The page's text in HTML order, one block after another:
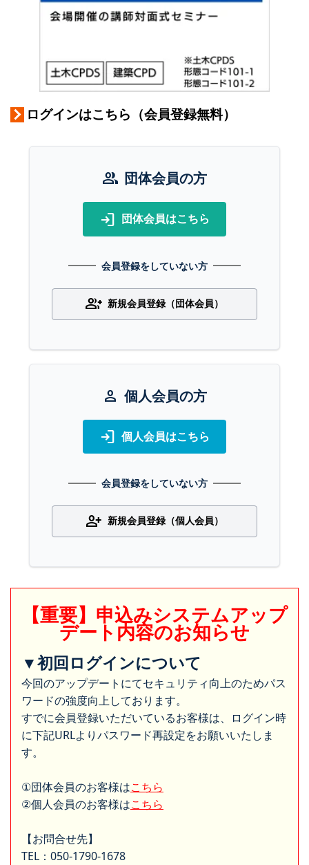
ログインはこちら（会員登録無料）
group 団体会員の方
login 団体会員はこちら
会員登録をしていない方
group_add 新規会員登録（団体会員）
person 個人会員の方
login 個人会員はこちら
会員登録をしていない方
person_add 新規会員登録（個人会員）
【重要】申込みシステムアップ
デート内容のお知らせ
▼初回ログインについて
今回のアップデートにてセキュリティ向上のためパス
ワードの強度向上しております。
すでに会員登録いただいているお客様は、ログイン時
に下記URLよりパスワード再設定をお願いいたしま
す。
①団体会員のお客様はこちら
②個人会員のお客様はこちら
【お問合せ先】
TEL：050-1790-1678